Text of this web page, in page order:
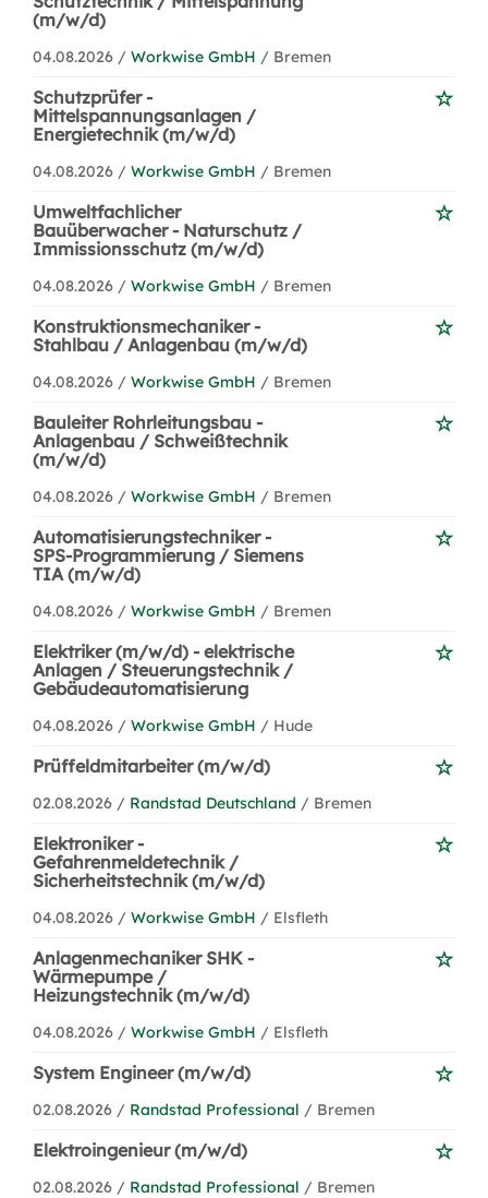
(m/w/d)
04.08.2026 / Workwise GmbH / Bremen
Schutzprüfer -
Mittelspannungsanlagen /
Energietechnik (m/w/d)
04.08.2026 / Workwise GmbH / Bremen
Umweltfachlicher
Bauüberwacher - Naturschutz /
Immissionsschutz (m/w/d)
04.08.2026 / Workwise GmbH / Bremen
Konstruktionsmechaniker -
Stahlbau / Anlagenbau (m/w/d)
04.08.2026 / Workwise GmbH / Bremen
Bauleiter Rohrleitungsbau -
Anlagenbau / Schweißtechnik
(m/w/d)
04.08.2026 / Workwise GmbH / Bremen
Automatisierungstechniker -
SPS-Programmierung / Siemens
TIA (m/w/d)
04.08.2026 / Workwise GmbH / Bremen
Elektriker (m/w/d) - elektrische
Anlagen / Steuerungstechnik /
Gebäudeautomatisierung
04.08.2026 / Workwise GmbH / Hude
Prüffeldmitarbeiter (m/w/d)
02.08.2026 / Randstad Deutschland / Bremen
Elektroniker -
Gefahrenmeldetechnik /
Sicherheitstechnik (m/w/d)
04.08.2026 / Workwise GmbH / Elsfleth
Anlagenmechaniker SHK -
Wärmepumpe /
Heizungstechnik (m/w/d)
04.08.2026 / Workwise GmbH / Elsfleth
System Engineer (m/w/d)
02.08.2026 / Randstad Professional / Bremen
Elektroingenieur (m/w/d)
02.08.2026 / Randstad Professional / Bremen